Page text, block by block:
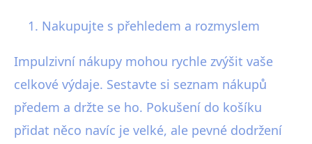
Nakupujte s přehledem a rozmyslem
Impulzivní nákupy mohou rychle zvýšit vaše
celkové výdaje. Sestavte si seznam nákupů
předem a držte se ho. Pokušení do košíku
přidat něco navíc je velké, ale pevné dodržení